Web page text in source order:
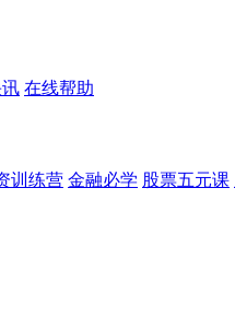
在线帮助
训练营 金融必学 股票五元课